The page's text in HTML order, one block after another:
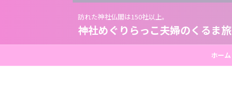
訪れた神社仏閣は150社以上。
神社めぐりらっこ夫婦のくるま旅
ホーム